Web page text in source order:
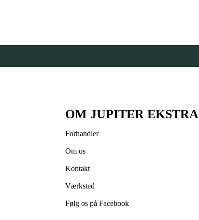
OM JUPITER EKSTRA
Forhandler
Om os
Kontakt
Værksted
Følg os på Facebook